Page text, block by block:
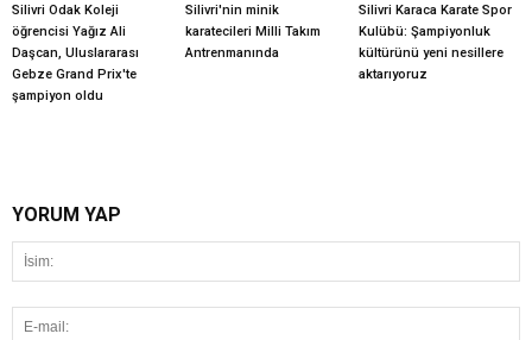
Silivri Odak Koleji
öğrencisi Yağız Ali
Daşcan, Uluslararası
Gebze Grand Prix'te
şampiyon oldu
Silivri'nin minik
karatecileri Milli Takım
Antrenmanında
Silivri Karaca Karate Spor
Kulübü: Şampiyonluk
kültürünü yeni nesillere
aktarıyoruz
YORUM YAP